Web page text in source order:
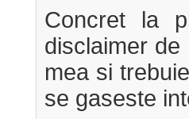
Concret la
disclaimer
mea si
se gaseste